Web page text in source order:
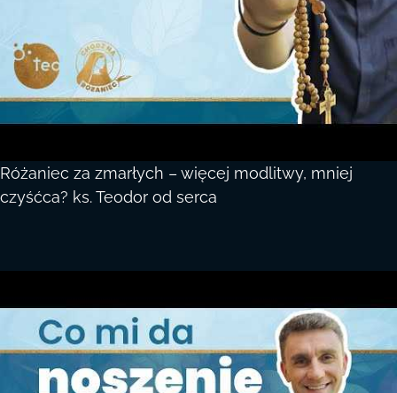
Różaniec za zmarłych – więcej modlitwy, mniej
czyśćca? ks. Teodor od serca